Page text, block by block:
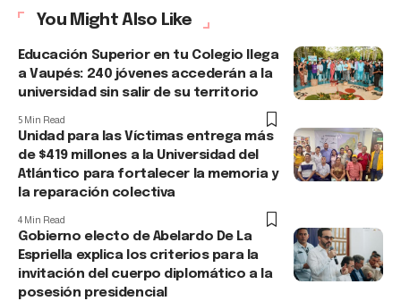
You Might Also Like
Educación Superior en tu Colegio llega
a Vaupés: 240 jóvenes accederán a la
universidad sin salir de su territorio
5 Min Read
Unidad para las Víctimas entrega más
de $419 millones a la Universidad del
Atlántico para fortalecer la memoria y
la reparación colectiva
4 Min Read
Gobierno electo de Abelardo De La
Espriella explica los criterios para la
invitación del cuerpo diplomático a la
posesión presidencial